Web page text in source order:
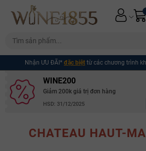
Nhận ƯU ĐÃI* đặc biệt từ các chương trình
WINE200
Giảm 200k giá trị đơn hàng
HSD: 31/12/2025
CHATEAU HAUT-